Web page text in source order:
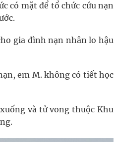
có mặt để tổ chức cứu nạn
gia đình nạn nhân lo hậu
em M. không có tiết học
và tử vong thuộc Khu